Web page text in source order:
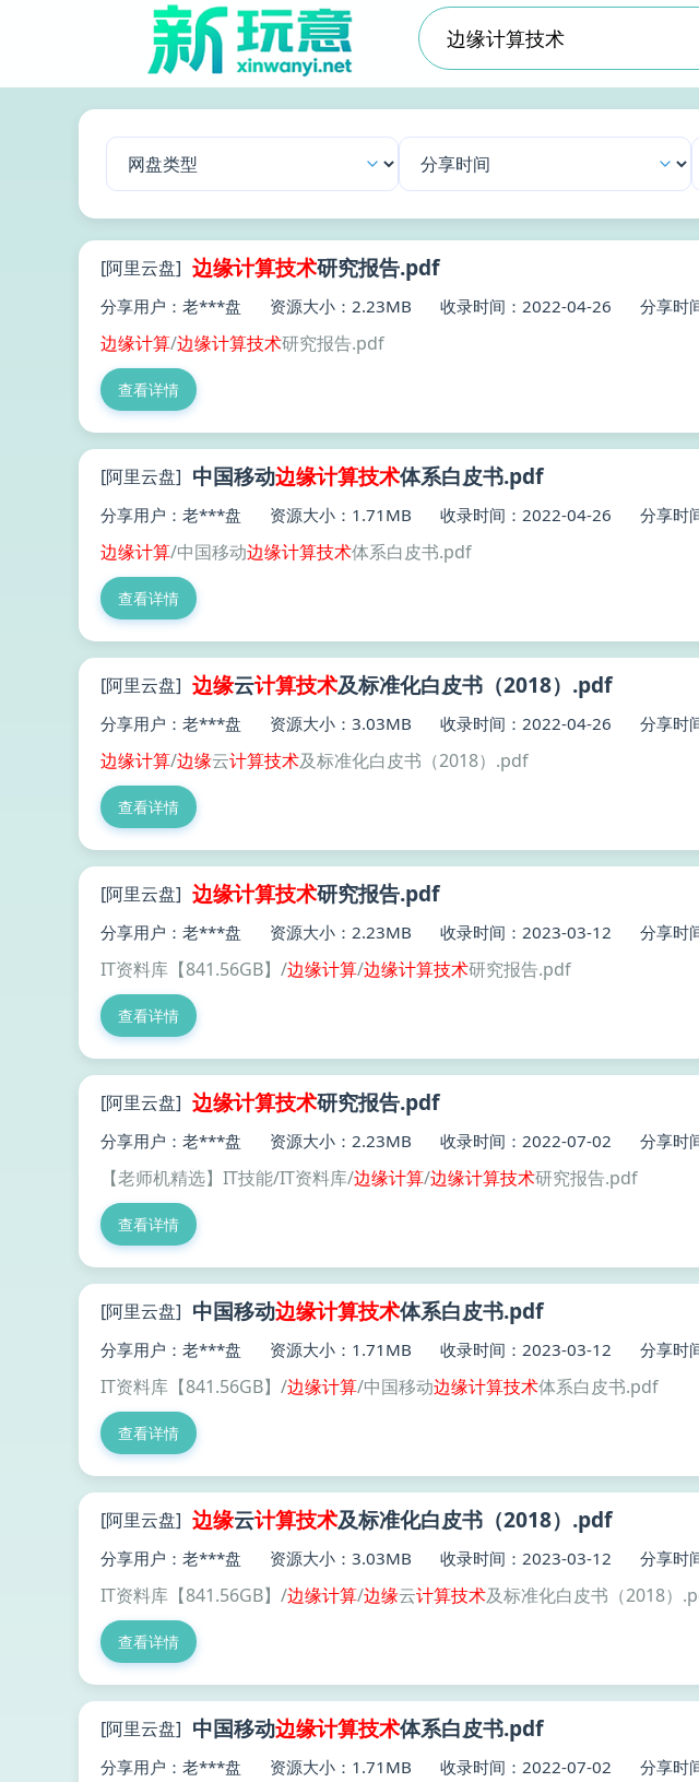
[阿里云盘] 边缘计算技术研究报告.pdf
分享用户：老***盘 资源大小：2.23MB 收录时间：2022-04-26 分享时
边缘计算/边缘计算技术研究报告.pdf
查看详情
[阿里云盘] 中国移动边缘计算技术体系白皮书.pdf
分享用户：老***盘 资源大小：1.71MB 收录时间：2022-04-26 分享时
边缘计算/中国移动边缘计算技术体系白皮书.pdf
查看详情
[阿里云盘] 边缘云计算技术及标准化白皮书（2018）.pdf
分享用户：老***盘 资源大小：3.03MB 收录时间：2022-04-26 分享时
边缘计算/边缘云计算技术及标准化白皮书（2018）.pdf
查看详情
[阿里云盘] 边缘计算技术研究报告.pdf
分享用户：老***盘 资源大小：2.23MB 收录时间：2023-03-12 分享时
IT资料库【841.56GB】/边缘计算/边缘计算技术研究报告.pdf
查看详情
[阿里云盘] 边缘计算技术研究报告.pdf
分享用户：老***盘 资源大小：2.23MB 收录时间：2022-07-02 分享时
【老师机精选】IT技能/IT资料库/边缘计算/边缘计算技术研究报告.pdf
查看详情
[阿里云盘] 中国移动边缘计算技术体系白皮书.pdf
分享用户：老***盘 资源大小：1.71MB 收录时间：2023-03-12 分享时
IT资料库【841.56GB】/边缘计算/中国移动边缘计算技术体系白皮书.pdf
查看详情
[阿里云盘] 边缘云计算技术及标准化白皮书（2018）.pdf
分享用户：老***盘 资源大小：3.03MB 收录时间：2023-03-12 分享时
IT资料库【841.56GB】/边缘计算/边缘云计算技术及标准化白皮书（2018）
查看详情
[阿里云盘] 中国移动边缘计算技术体系白皮书.pdf
分享用户：老***盘 资源大小：1.71MB 收录时间：2022-07-02 分享时